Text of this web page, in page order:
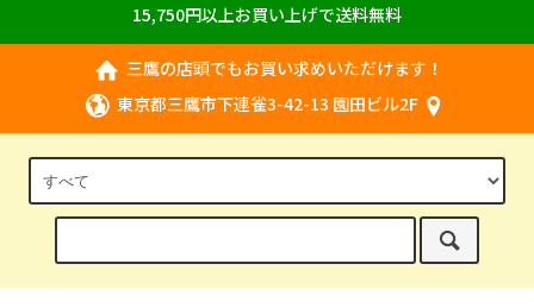
15,750円以上お買い上げで送料無料
三鷹の店頭でもお買い求めいただけます！
東京都三鷹市下連雀3-42-13 園田ビル2F